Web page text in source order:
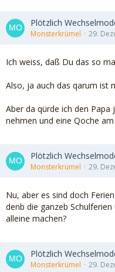
Plötzlich
Monsterkrümel 29.
Ich weiss, daß Du das so
Also, ja auch das qarum ist
Aber da qürde ich den
nehmen und eine Qoche
Plötzlich
Monsterkrümel 29.
Nu, aber es sind doch
denb die ganzeb
alleine machen?
Plötzlich
Monsterkrümel 29.